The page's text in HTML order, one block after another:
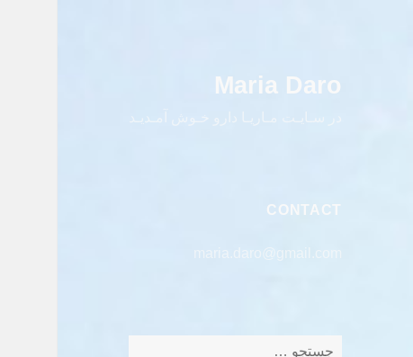
Maria Daro
در سـایـت مـاریـا دارو خـوش آمـدیـد
CONTACT